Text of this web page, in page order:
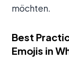
möchten.
Best
Emojis in